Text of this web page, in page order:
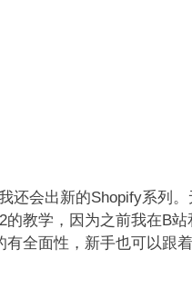
还会出新的Shopify系列
教学，因为之前我在B
全面性，新手也可以跟